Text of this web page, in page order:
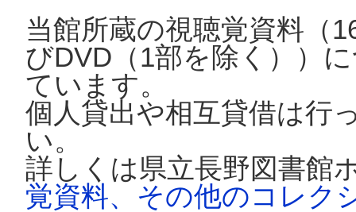
当館所蔵の視聴覚資料（
びDVD（1部を除く））
ています。
個人貸出や相互貸借は行
い。
詳しくは県立長野図書館
覚資料、その他のコレク